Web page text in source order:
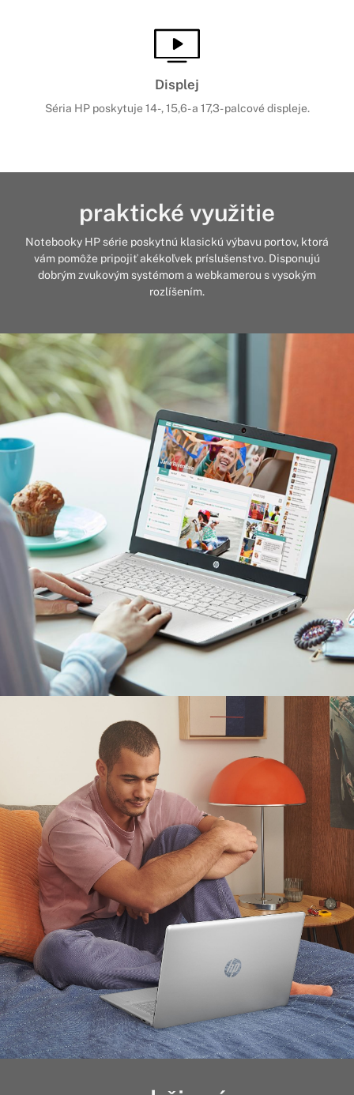
Displej
Séria HP poskytuje 14-, 15,6- a 17,3- palcové displeje.
praktické využitie
Notebooky HP série poskytnú klasickú výbavu portov, ktorá
vám pomôže pripojiť akékoľvek príslušenstvo. Disponujú
dobrým zvukovým systémom a webkamerou s vysokým
rozlíšením.